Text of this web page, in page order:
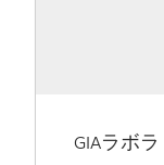
GIAラボ